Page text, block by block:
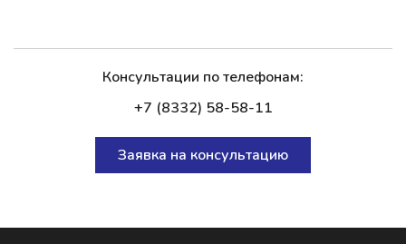
Консультации по телефонам:
+7 (8332) 58-58-11
Заявка на консультацию